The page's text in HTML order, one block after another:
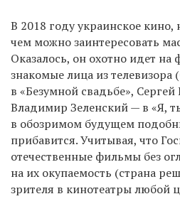
В 2018 году украинское
чем можно заинтересовать
Оказалось, он охотно идет
знакомые лица из
в «Безумной свадьбе»,
Владимир Зеленский — в «Я,
в обозримом будущем
прибавится. Учитывая, что
отечественные фильмы без
на их окупаемость (страна
зрителя в кинотеатры любой